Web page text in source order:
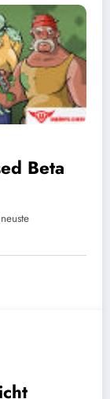
Beta